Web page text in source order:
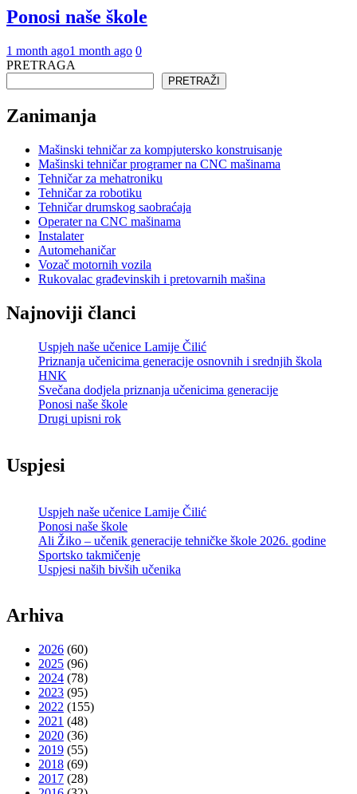
Ponosi naše škole
1 month ago1 month ago 0
PRETRAGA
PRETRAŽI
Zanimanja
Mašinski tehničar za kompjutersko konstruisanje
Mašinski tehničar programer na CNC mašinama
Tehničar za mehatroniku
Tehničar za robotiku
Tehničar drumskog saobraćaja
Operater na CNC mašinama
Instalater
Automehaničar
Vozač motornih vozila
Rukovalac građevinskih i pretovarnih mašina
Najnoviji članci
Uspjeh naše učenice Lamije Čilić
Priznanja učenicima generacije osnovnih i srednjih škola
HNK
Svečana dodjela priznanja učenicima generacije
Ponosi naše škole
Drugi upisni rok
Uspjesi
Uspjeh naše učenice Lamije Čilić
Ponosi naše škole
Ali Žiko – učenik generacije tehničke škole 2026. godine
Sportsko takmičenje
Uspjesi naših bivših učenika
Arhiva
2026 (60)
2025 (96)
2024 (78)
2023 (95)
2022 (155)
2021 (48)
2020 (36)
2019 (55)
2018 (69)
2017 (28)